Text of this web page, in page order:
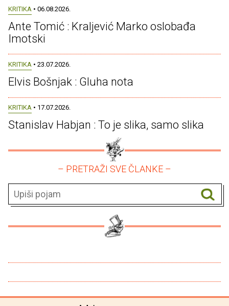
KRITIKA • 06.08.2026.
Ante Tomić : Kraljević Marko oslobađa
Imotski
KRITIKA • 23.07.2026.
Elvis Bošnjak : Gluha nota
KRITIKA • 17.07.2026.
Stanislav Habjan : To je slika, samo slika
– PRETRAŽI SVE ČLANKE –